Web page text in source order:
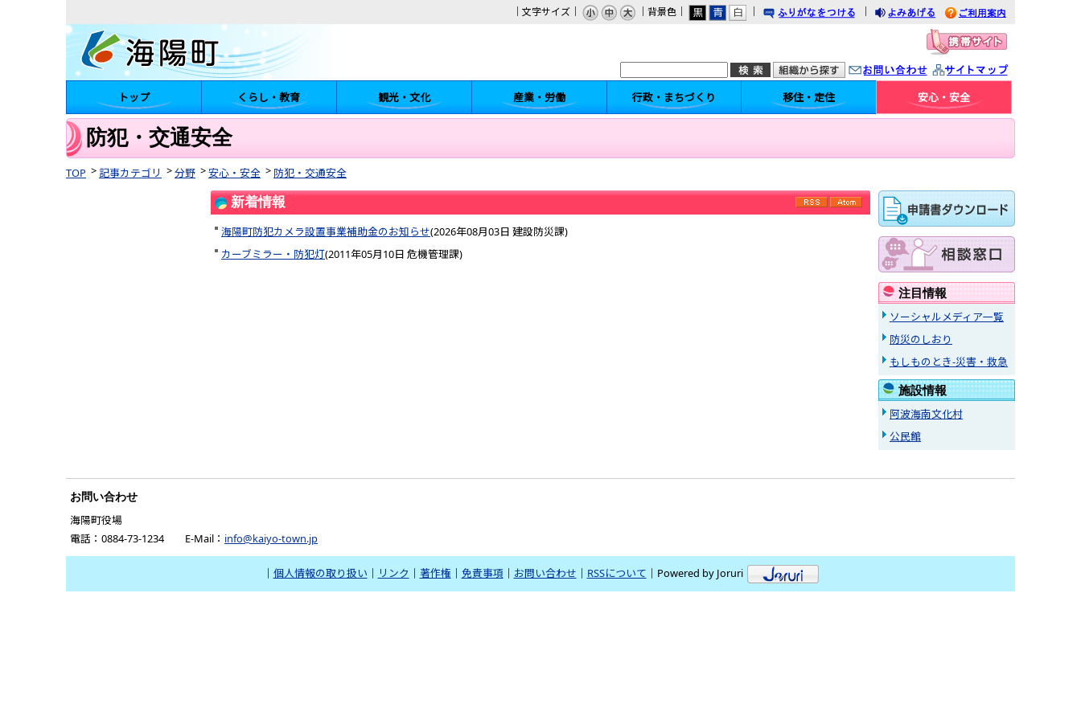
｜文字サイズ｜ ｜背景色｜
みあげる
利用案内
問い合わせ イトマップ
トップ くらし・教育 観光・文化 産業・労働 行政・まちづくり 移住・定住 安心・安全
防犯・交通安全
TOP 記事カテゴリ 分野 安心・安全 防犯・交通安全
新着情報
RSS
Atom
海陽町防犯カメラ設置事業補助金のお知らせ(2026年08月03日 建設防災課)
カーブミラー・防犯灯(2011年05月10日 危機管理課)
注目情報
ソーシャルメディア一覧
防災のしおり
もしものとき-災害・救急
施設情報
阿波海南文化村
公民館
お問い合わせ
海陽町役場
電話：0884-73-1234 E-Mail： info@kaiyo-town.jp
｜ 個人情報の取り扱い ｜ リンク ｜ 著作権 ｜ 免責事項 ｜ お問い合わせ ｜ RSSについて ｜Powered by Joruri